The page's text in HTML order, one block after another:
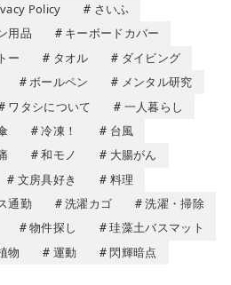
Policy
さいふ
用品
キーボードカバー
ー タオル
ダイビング
ボールペン
メンタル研究
ワタシについて
一人暮らし
冷凍！
台風
和モノ
大腸がん
文房具好き
料理
通勤 洗濯カゴ
洗濯・掃除
物件探し
珪藻土バスマット
物 運動
閃輝暗点